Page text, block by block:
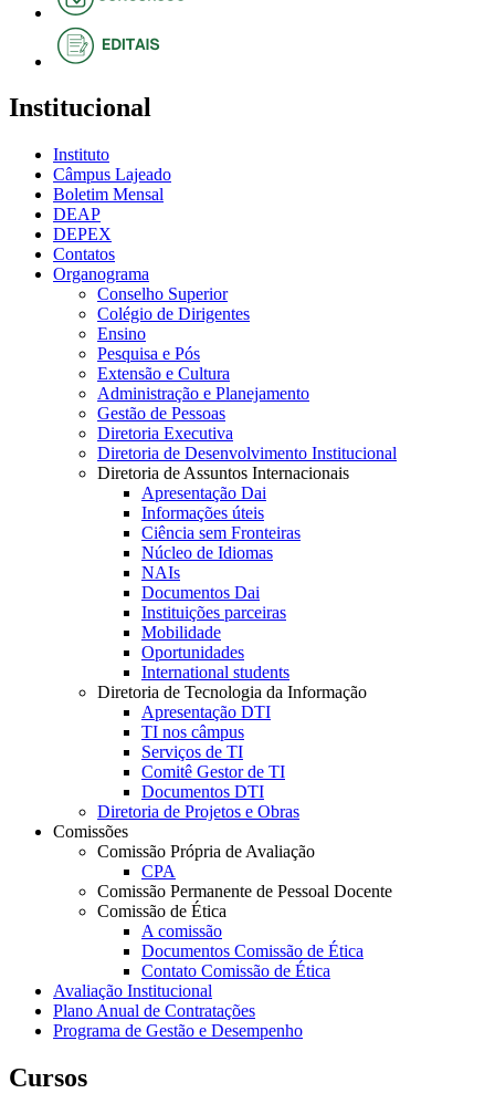
Institucional
Instituto
Câmpus Lajeado
Boletim Mensal
DEAP
DEPEX
Contatos
Organograma
Conselho Superior
Colégio de Dirigentes
Ensino
Pesquisa e Pós
Extensão e Cultura
Administração e Planejamento
Gestão de Pessoas
Diretoria Executiva
Diretoria de Desenvolvimento Institucional
Diretoria de Assuntos Internacionais
Apresentação Dai
Informações úteis
Ciência sem Fronteiras
Núcleo de Idiomas
NAIs
Documentos Dai
Instituições parceiras
Mobilidade
Oportunidades
International students
Diretoria de Tecnologia da Informação
Apresentação DTI
TI nos câmpus
Serviços de TI
Comitê Gestor de TI
Documentos DTI
Diretoria de Projetos e Obras
Comissões
Comissão Própria de Avaliação
CPA
Comissão Permanente de Pessoal Docente
Comissão de Ética
A comissão
Documentos Comissão de Ética
Contato Comissão de Ética
Avaliação Institucional
Plano Anual de Contratações
Programa de Gestão e Desempenho
Cursos